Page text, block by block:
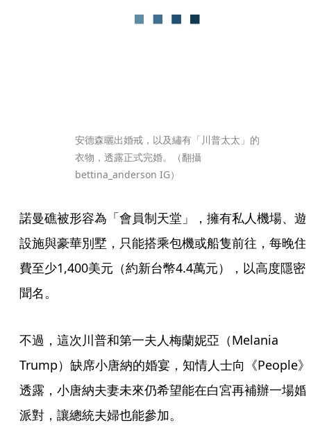
安德森曬出婚戒，以及繡有「川普太太」的
衣物，透露正式完婚。（翻攝
bettina_anderson IG）
諾曼礁被形容為「會員制天堂」，擁有私人機場、遊
設施與豪華別墅，只能搭乘包機或船隻前往，每晚住
費至少1,400美元（約新台幣4.4萬元），以高度隱密
聞名。
不過，這次川普和第一夫人梅蘭妮亞（Melania
Trump）缺席小唐納的婚宴，知情人士向《People》
透露，小唐納夫妻未來仍希望能在白宮再補辦一場婚
派對，讓總統夫婦也能參加。